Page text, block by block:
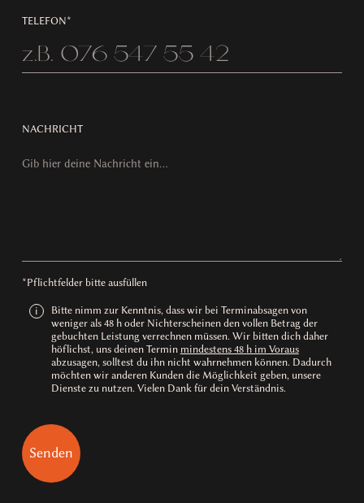
TELEFON*
NACHRICHT
*Pflichtfelder bitte ausfüllen
i
Bitte nimm zur Kenntnis, dass wir bei Terminabsagen von
weniger als 48 h oder Nichterscheinen den vollen Betrag der
gebuchten Leistung verrechnen müssen. Wir bitten dich daher
höflichst, uns deinen Termin mindestens 48 h im Voraus
abzusagen, solltest du ihn nicht wahrnehmen können. Dadurch
möchten wir anderen Kunden die Möglichkeit geben, unsere
Dienste zu nutzen. Vielen Dank für dein Verständnis.